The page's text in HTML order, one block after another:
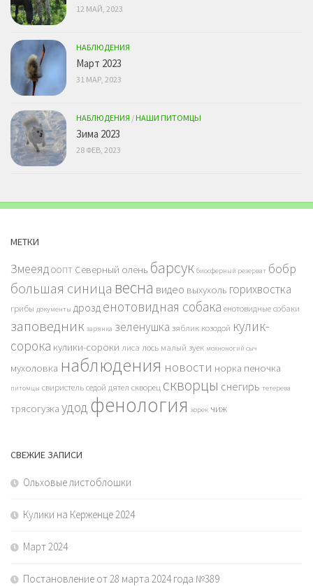
12 МАЙ, 2023
НАБЛЮДЕНИЯ
Март 2023
31 МАР, 2023
НАБЛЮДЕНИЯ /НАШИ ПИТОМЦЫ
Зима 2023
28 ФЕВ, 2023
МЕТКИ
ЗмееядООПТ Северный олень барсук биосферный резерват бобр
большая синица весна видео выхухоль горихвостка
грибы документы дрозд енотовидная собака енотовидные собаки
заповедник зарянка зеленушка зяблик козодой кулик-
сорока кулики-сороки лиса лось малый зуек мохноногий сыч
мухоловка наблюдения новости норка пеночка
питомцы свиристельседой дятел скворец скворцы снегирь тетерева
трясогузка удод фенология хорек чиж
СВЕЖИЕ ЗАПИСИ
Ольховые листоблошки
Кулики на Керженце 2024
Март 2024
Постановление от 28 марта 2024 года №389